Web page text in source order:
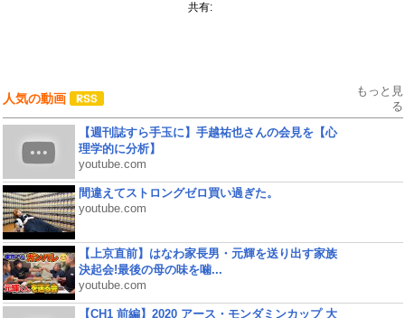
共有:
人気の動画
もっと見
る
【週刊誌すら手玉に】手越祐也さんの会見を【心
理学的に分析】
youtube.com
間違えてストロングゼロ買い過ぎた。
youtube.com
【上京直前】はなわ家長男・元輝を送り出す家族
決起会!最後の母の味を噛...
youtube.com
【CH1 前編】2020 アース・モンダミンカップ 大